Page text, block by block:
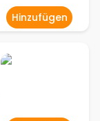
Hinzufügen